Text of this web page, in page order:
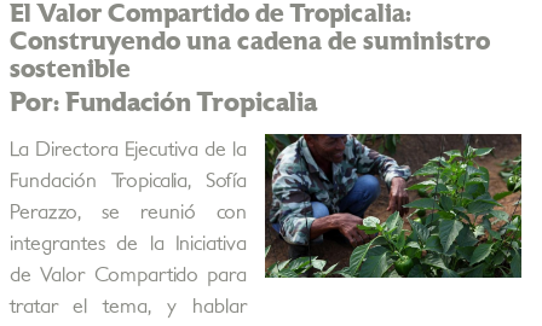
El Valor Compartido de Tropicalia:
Construyendo una cadena de suministro
sostenible
Por: Fundación Tropicalia
La Directora Ejecutiva de la
Fundación Tropicalia, Sofía
Perazzo, se reunió con
integrantes de la Iniciativa
de Valor Compartido para
tratar el tema, y hablar